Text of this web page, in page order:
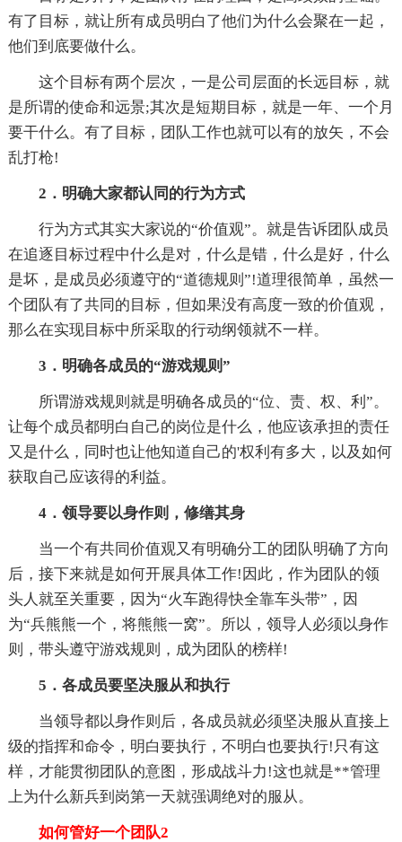
有了目标，就让所有成员明白了他们为什么会聚在一起，
他们到底要做什么。
这个目标有两个层次，一是公司层面的长远目标，就
是所谓的使命和远景;其次是短期目标，就是一年、一个月
要干什么。有了目标，团队工作也就可以有的放矢，不会
乱打枪!
2．明确大家都认同的行为方式
行为方式其实大家说的“价值观”。就是告诉团队成员
在追逐目标过程中什么是对，什么是错，什么是好，什么
是坏，是成员必须遵守的“道德规则”!道理很简单，虽然一
个团队有了共同的目标，但如果没有高度一致的价值观，
那么在实现目标中所采取的行动纲领就不一样。
3．明确各成员的“游戏规则”
所谓游戏规则就是明确各成员的“位、责、权、利”。
让每个成员都明白自己的岗位是什么，他应该承担的责任
又是什么，同时也让他知道自己的'权利有多大，以及如何
获取自己应该得的利益。
4．领导要以身作则，修缮其身
当一个有共同价值观又有明确分工的团队明确了方向
后，接下来就是如何开展具体工作!因此，作为团队的领
头人就至关重要，因为“火车跑得快全靠车头带”，因
为“兵熊熊一个，将熊熊一窝”。所以，领导人必须以身作
则，带头遵守游戏规则，成为团队的榜样!
5．各成员要坚决服从和执行
当领导都以身作则后，各成员就必须坚决服从直接上
级的指挥和命令，明白要执行，不明白也要执行!只有这
样，才能贯彻团队的意图，形成战斗力!这也就是**管理
上为什么新兵到岗第一天就强调绝对的服从。
如何管好一个团队2